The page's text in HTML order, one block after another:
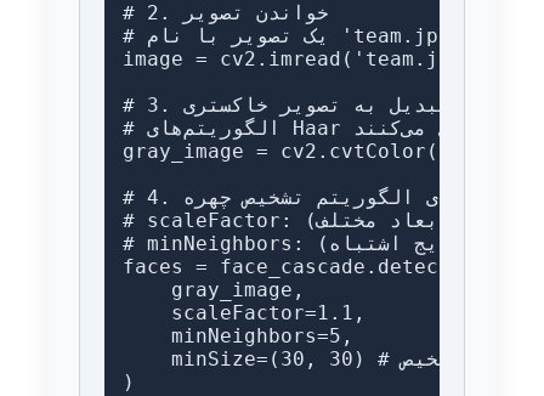
# 2. خواندن تصویر
# یک تصویر با نام 'team.jpg' را در کنار فایل پایتون خود قرار دهید
image = cv2.imread('team.jpg')
# 3. تبدیل به تصویر خاکستری (Grayscale)
# الگوریتم‌های Haar روی تصاویر خاکستری بسیار بهتر و سریع‌تر عمل می‌کنند
gray_image = cv2.cvtColor(image,
# 4. اجرای الگوریتم تشخیص چهره
# scaleFactor: چقدر تصویر در هر مرحله کوچک شود (برای پیدا کردن چهره‌های با ابعاد مختلف)
# minNeighbors: چه تعداد همسایه (مستطیل) باید یک چهره را تایید کنند (برای حذف نتایج اشتباه)
faces =
    gray_image,
    scaleFactor=1.1,
    minNeighbors=5,
    minSize=(30, 30) # حداقل اندازه چهره برای تشخیص
)